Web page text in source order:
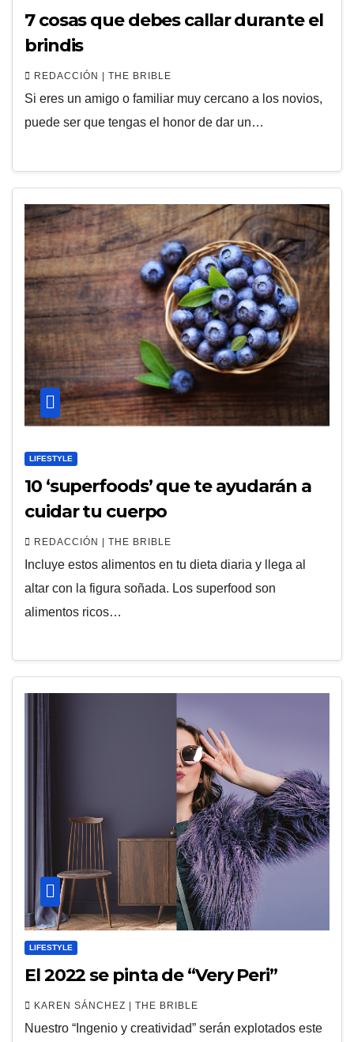
7 cosas que debes callar durante el
brindis
REDACCIÓN | THE BRIBLE
Si eres un amigo o familiar muy cercano a los novios,
puede ser que tengas el honor de dar un…
LIFESTYLE
10 ‘superfoods’ que te ayudarán a
cuidar tu cuerpo
REDACCIÓN | THE BRIBLE
Incluye estos alimentos en tu dieta diaria y llega al
altar con la figura soñada. Los superfood son
alimentos ricos…
LIFESTYLE
El 2022 se pinta de “Very Peri”
KAREN SÁNCHEZ | THE BRIBLE
Nuestro “Ingenio y creatividad” serán explotados este